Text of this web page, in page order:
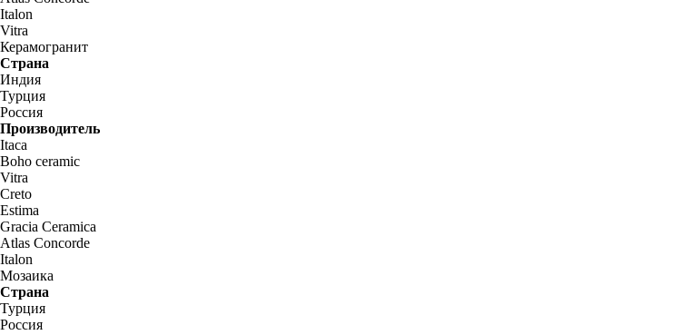
Italon
Vitra
Керамогранит
Страна
Индия
Турция
Россия
Производитель
Itaca
Boho ceramic
Vitra
Creto
Estima
Gracia Ceramica
Atlas Concorde
Italon
Мозаика
Страна
Турция
Россия